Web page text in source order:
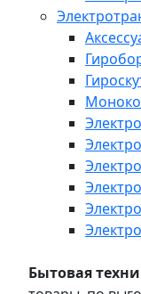
Бытовая